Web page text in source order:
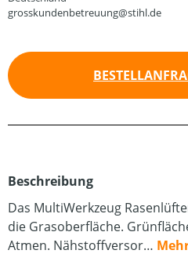
grosskundenbetreuung@stihl.de
Beschreibung
Das MultiWerkzeug
die Grasoberfläche.
Atmen. Nähstoffversor…